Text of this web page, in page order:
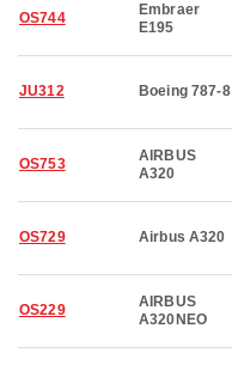
OS744
Embraer
E195
JU312 Boeing 787-8
OS753
AIRBUS
A320
OS729 Airbus A320
OS229
AIRBUS
A320NEO